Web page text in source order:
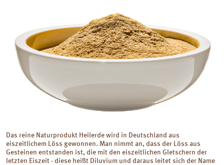
Das reine Naturprodukt Heilerde wird in Deutschland aus
eiszeitlichem Löss gewonnen. Man nimmt an, dass der Löss aus
Gesteinen entstanden ist, die mit den eiszeitlichen Gletschern der
letzten Eiszeit - diese heißt Diluvium und daraus leitet sich der Name